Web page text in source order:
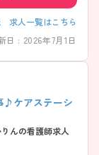
求人一覧はこちら
日 : 2026年7月1日
♪ケアステーシ
んの看護師求人